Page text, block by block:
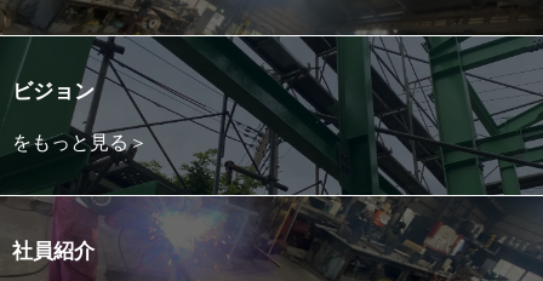
ビジョン
をもっと見る＞
社員紹介